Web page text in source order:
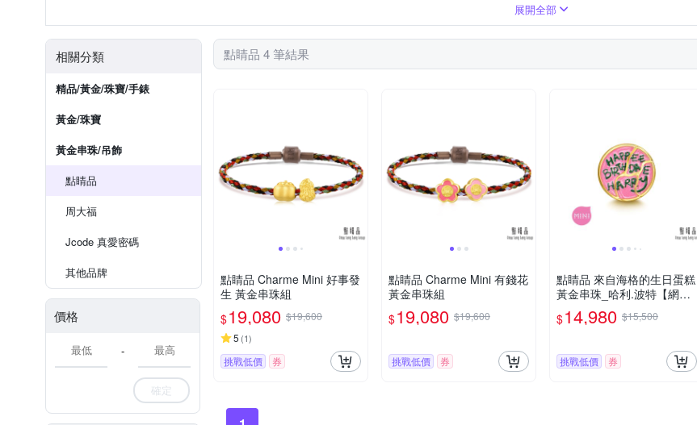
展開全部
相關分類
精品/黃金/珠寶/手錶
黃金/珠寶
黃金串珠/吊飾
點睛品
周大福
Jcode 真愛密碼
其他品牌
價格
-
確定
點睛品 4 筆結果
點睛品 Charme Mini 好事發
生 黃金串珠組
$19,080 $19,600
5 (1)
挑戰低價 券
點睛品 Charme Mini 有錢花
黃金串珠組
$19,080 $19,600
挑戰低價 券
點睛品 來自海格的生日蛋糕
黃金串珠_哈利.波特【網路
獨家款】
$14,980 $15,500
挑戰低價 券